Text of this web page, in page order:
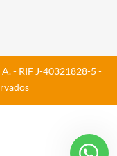
- RIF J-40321828-5 -